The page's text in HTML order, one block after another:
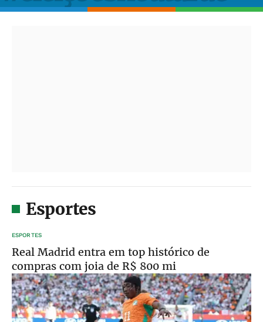
Esportes
ESPORTES
Real Madrid entra em top histórico de
compras com joia de R$ 800 mi